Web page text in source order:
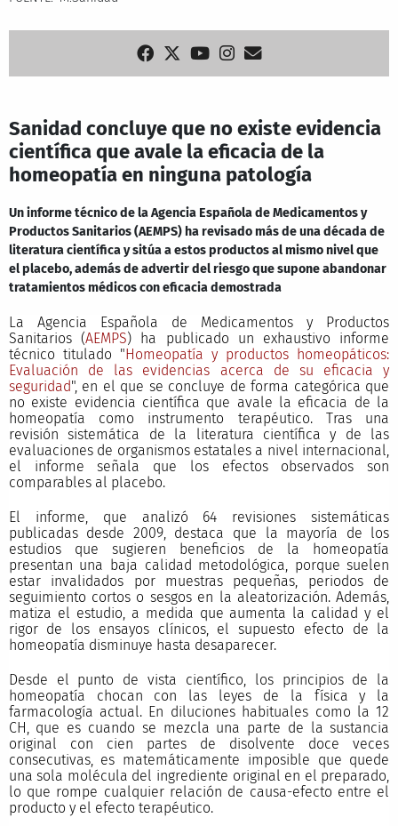
Sanidad concluye que no existe evidencia
científica que avale la eficacia de la
homeopatía en ninguna patología
Un informe técnico de la Agencia Española de Medicamentos y
Productos Sanitarios (AEMPS) ha revisado más de una década de
literatura científica y sitúa a estos productos al mismo nivel que
el placebo, además de advertir del riesgo que supone abandonar
tratamientos médicos con eficacia demostrada
La Agencia Española de Medicamentos y Productos
Sanitarios (AEMPS) ha publicado un exhaustivo informe
técnico titulado "Homeopatía y productos homeopáticos:
Evaluación de las evidencias acerca de su eficacia y
seguridad", en el que se concluye de forma categórica que
no existe evidencia científica que avale la eficacia de la
homeopatía como instrumento terapéutico. Tras una
revisión sistemática de la literatura científica y de las
evaluaciones de organismos estatales a nivel internacional,
el informe señala que los efectos observados son
comparables al placebo.
El informe, que analizó 64 revisiones sistemáticas
publicadas desde 2009, destaca que la mayoría de los
estudios que sugieren beneficios de la homeopatía
presentan una baja calidad metodológica, porque suelen
estar invalidados por muestras pequeñas, periodos de
seguimiento cortos o sesgos en la aleatorización. Además,
matiza el estudio, a medida que aumenta la calidad y el
rigor de los ensayos clínicos, el supuesto efecto de la
homeopatía disminuye hasta desaparecer.
Desde el punto de vista científico, los principios de la
homeopatía chocan con las leyes de la física y la
farmacología actual. En diluciones habituales como la 12
CH, que es cuando se mezcla una parte de la sustancia
original con cien partes de disolvente doce veces
consecutivas, es matemáticamente imposible que quede
una sola molécula del ingrediente original en el preparado,
lo que rompe cualquier relación de causa-efecto entre el
producto y el efecto terapéutico.